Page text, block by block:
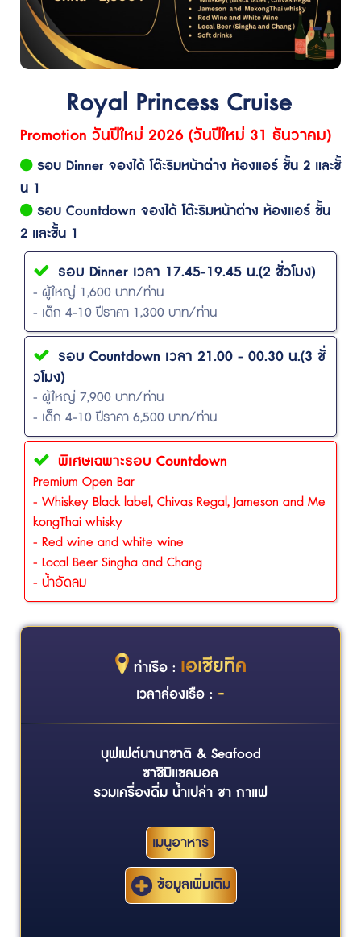
Royal Princess Cruise
Promotion วันปีใหม่ 2026 (วันปีใหม่ 31 ธันวาคม)
รอบ Dinner จองได้ โต๊ะริมหน้าต่าง ห้องแอร์ ชั้น 2 และชั้
น 1
รอบ Countdown จองได้ โต๊ะริมหน้าต่าง ห้องแอร์ ชั้น
2 และชั้น 1
รอบ Dinner เวลา 17.45-19.45 น.(2 ชั่วโมง)
- ผู้ใหญ่ 1,600 บาท/ท่าน
- เด็ก 4-10 ปีราคา 1,300 บาท/ท่าน
รอบ Countdown เวลา 21.00 - 00.30 น.(3 ชั่
วโมง)
- ผู้ใหญ่ 7,900 บาท/ท่าน
- เด็ก 4-10 ปีราคา 6,500 บาท/ท่าน
พิเศษเฉพาะรอบ Countdown
Premium Open Bar
- Whiskey Black label, Chivas Regal, Jameson and Me
kongThai whisky
- Red wine and white wine
- Local Beer Singha and Chang
- น้ำอัดลม
ท่าเรือ : เอเชียทีค
เวลาล่องเรือ : -
บุฟเฟต์นานาชาติ & Seafood
ซาชิมิแซลมอล
รวมเครื่องดื่ม น้ำเปล่า ชา กาแฟ
เมนูอาหาร
ข้อมูลเพิ่มเติม